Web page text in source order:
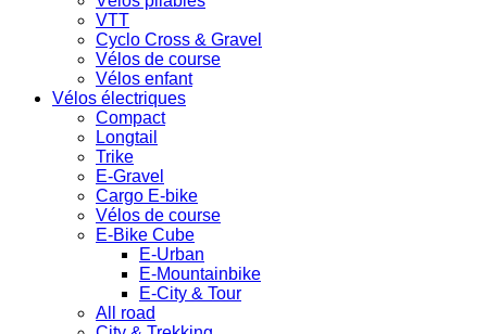
VTT
Cyclo Cross & Gravel
Vélos de course
Vélos enfant
Vélos électriques
Compact
Longtail
Trike
E-Gravel
Cargo E-bike
Vélos de course
E-Bike Cube
E-Urban
E-Mountainbike
E-City & Tour
All road